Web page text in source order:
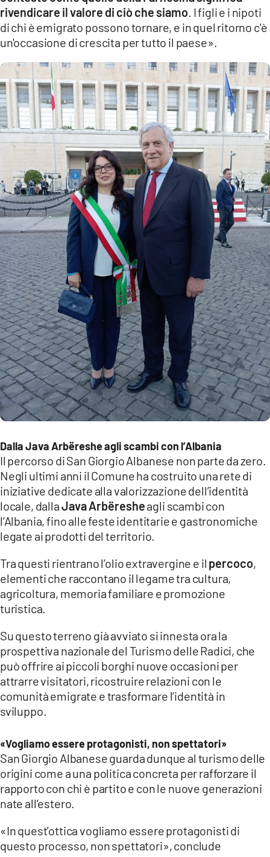
rivendicare il valore di ciò che siamo. I figli e i nipoti
di chi è emigrato possono tornare, e in quel ritorno c'è
un'occasione di crescita per tutto il paese».
Dalla Java Arbëreshe agli scambi con l’Albania
Il percorso di San Giorgio Albanese non parte da zero.
Negli ultimi anni il Comune ha costruito una rete di
iniziative dedicate alla valorizzazione dell’identità
locale, dallaJava Arbëresheagli scambi con
l’Albania, fino alle feste identitarie e gastronomiche
legate ai prodotti del territorio.
Tra questi rientrano l’olio extravergine e il percoco,
elementi che raccontano il legame tra cultura,
agricoltura, memoria familiare e promozione
turistica.
Su questo terreno già avviato si innesta ora la
prospettiva nazionale del Turismo delle Radici, che
può offrire ai piccoli borghi nuove occasioni per
attrarre visitatori, ricostruire relazioni con le
comunità emigrate e trasformare l’identità in
sviluppo.
«Vogliamo essere protagonisti, non spettatori»
San Giorgio Albanese guarda dunque al turismo delle
origini come a una politica concreta per rafforzare il
rapporto con chi è partito e con le nuove generazioni
nate all’estero.
«In quest'ottica vogliamo essere protagonisti di
questo processo, non spettatori», conclude